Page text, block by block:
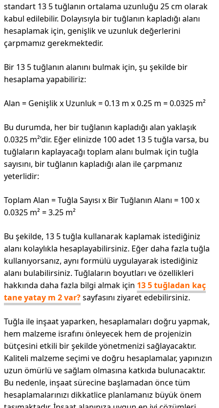
standart 13 5 tuğlanın ortalama uzunluğu 25 cm olarak
kabul edilebilir. Dolayısıyla bir tuğlanın kapladığı alanı
hesaplamak için, genişlik ve uzunluk değerlerini
çarpmamız gerekmektedir.
Bir 13 5 tuğlanın alanını bulmak için, şu şekilde bir
hesaplama yapabiliriz:
Alan = Genişlik x Uzunluk = 0.13 m x 0.25 m = 0.0325 m²
Bu durumda, her bir tuğlanın kapladığı alan yaklaşık
0.0325 m²’dir. Eğer elinizde 100 adet 13 5 tuğla varsa, bu
tuğlaların kaplayacağı toplam alanı bulmak için tuğla
sayısını, bir tuğlanın kapladığı alan ile çarpmanız
yeterlidir:
Toplam Alan = Tuğla Sayısı x Bir Tuğlanın Alanı = 100 x
0.0325 m² = 3.25 m²
Bu şekilde, 13 5 tuğla kullanarak kaplamak istediğiniz
alanı kolaylıkla hesaplayabilirsiniz. Eğer daha fazla tuğla
kullanıyorsanız, aynı formülü uygulayarak istediğiniz
alanı bulabilirsiniz. Tuğlaların boyutları ve özellikleri
hakkında daha fazla bilgi almak için 13 5 tuğladan kaç
tane yatay m 2 var?sayfasını ziyaret edebilirsiniz.
Tuğla ile inşaat yaparken, hesaplamaları doğru yapmak,
hem malzeme israfını önleyecek hem de projenizin
bütçesini etkili bir şekilde yönetmenizi sağlayacaktır.
Kaliteli malzeme seçimi ve doğru hesaplamalar, yapınızın
uzun ömürlü ve sağlam olmasına katkıda bulunacaktır.
Bu nedenle, inşaat sürecine başlamadan önce tüm
hesaplamalarınızı dikkatlice planlamanız büyük önem